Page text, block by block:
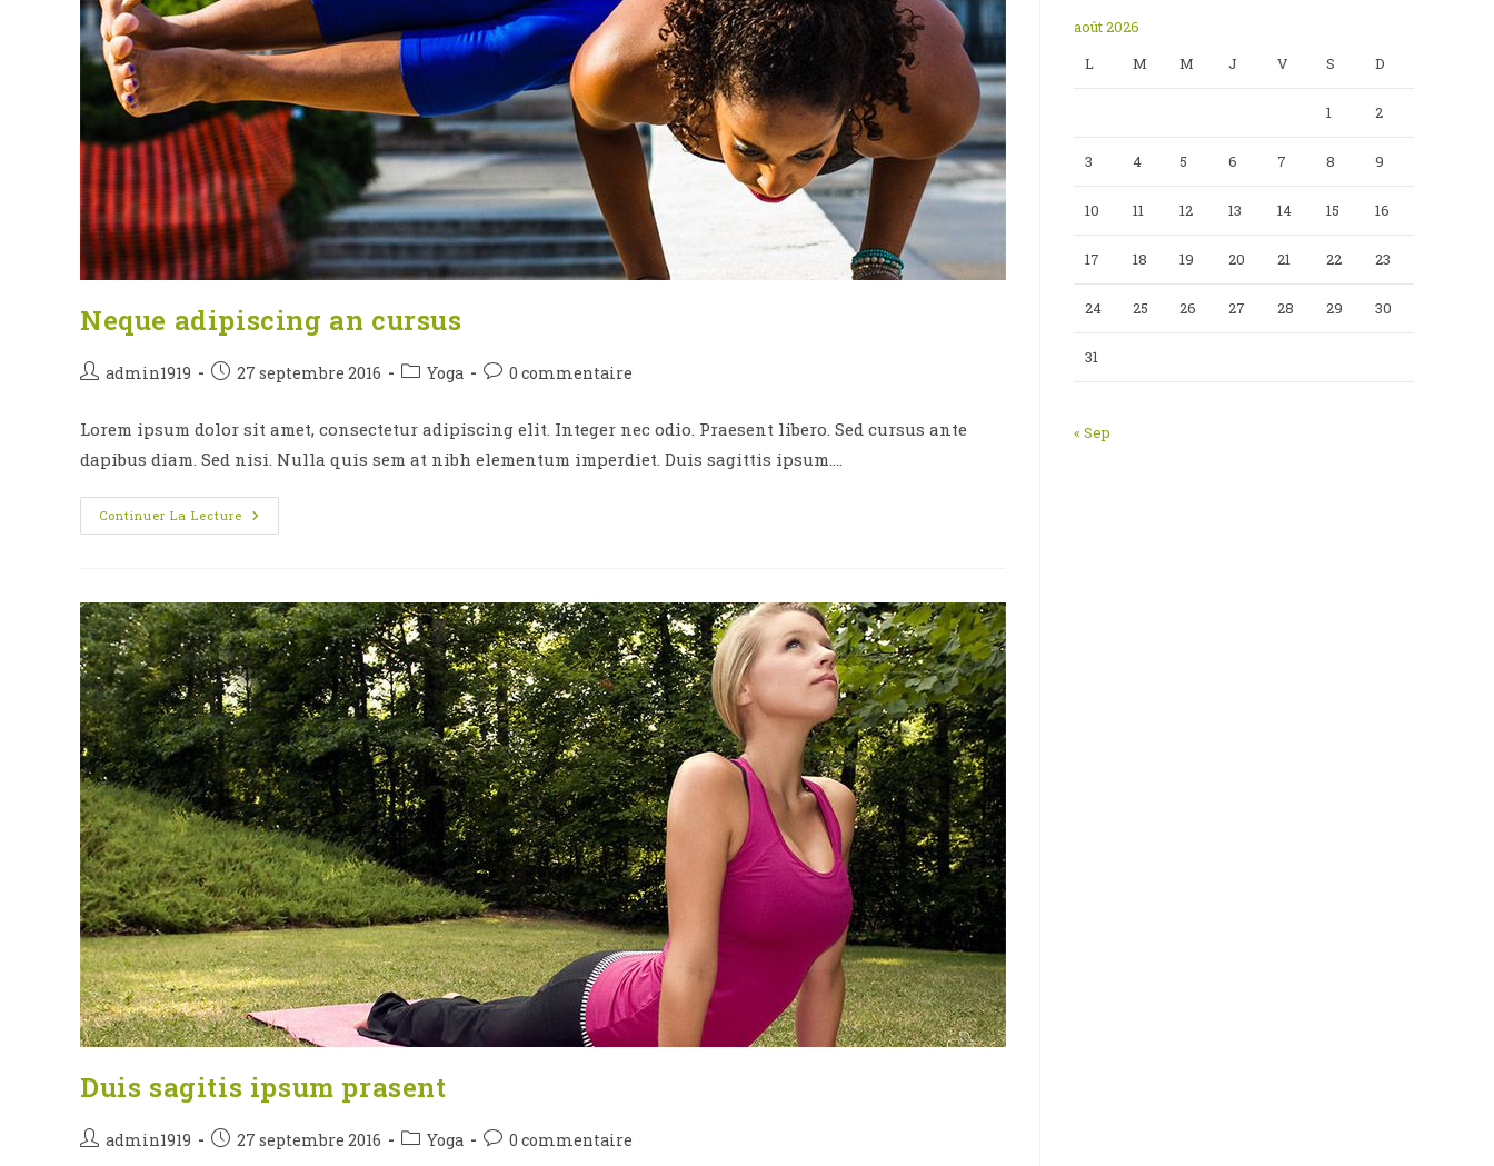
Neque adipiscing an cursus
Auteur/autrice
la
publication :
admin1919
Publication
27 septembre 2016
PostYoga
Commentaires
la
publication :
0 commentaire
Lorem ipsum dolor sit amet, consectetur adipiscing elit. Integer nec odio. Praesent libero. Sed cursus ante
dapibus diam. Sed nisi. Nulla quis sem at nibh elementum imperdiet. Duis sagittis ipsum.…
Continuer La Lecture Neque
Adipiscing
Duis sagitis ipsum prasent
Auteur/autrice
admin1919
Publication
27 septembre 2016
PostYoga
Commentaires
0 commentaire
août 2026
L
M M J V S D
1 2
3 4 5 6 7 8 9
10 11 12 13 14 15 16
17 18 19 20 21 22 23
24 25 26 27 28 29 30
31
« Sep